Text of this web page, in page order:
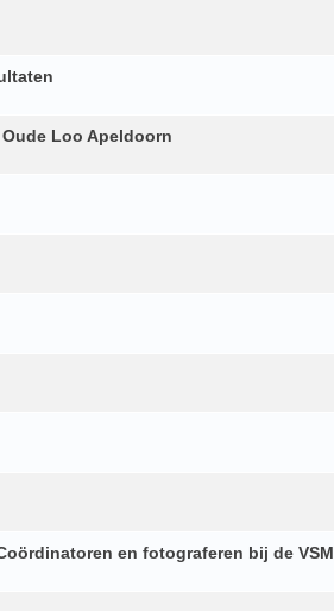
Loo Apeldoorn
en fotograferen bij de VSM